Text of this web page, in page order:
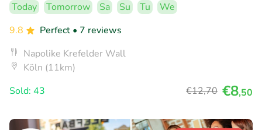
Today Tomorrow Sa Su Tu
We
9.8
Perfect • 7 reviews
Napolike Krefelder Wall
Köln (11km)
Sold: 43
€12,70 €8,50